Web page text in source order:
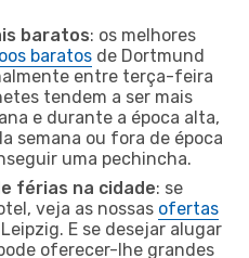
baratos: os melhores
baratos de Dortmund
entre terça-feira
tendem a ser mais
e durante a época alta,
semana ou fora de época
uma pechincha.
férias na cidade: se
veja as nossas ofertas
E se desejar alugar
oferecer-lhe grandes